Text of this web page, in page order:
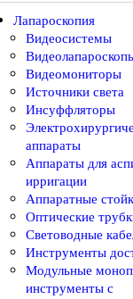
Лапароскопия
Видеосистемы
Видеомониторы
Источники света
Инсуффляторы
аппараты
Аппараты для
ирригации
Аппаратные
Оптические
Световодные
Инструменты
Модульные
инструменты с